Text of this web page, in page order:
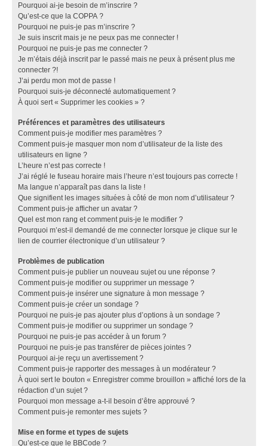
Pourquoi ai-je besoin de m’inscrire ?
Qu’est-ce que la COPPA ?
Pourquoi ne puis-je pas m’inscrire ?
Je suis inscrit mais je ne peux pas me connecter !
Pourquoi ne puis-je pas me connecter ?
Je m’étais déjà inscrit par le passé mais ne peux à présent plus me
connecter ?!
J’ai perdu mon mot de passe !
Pourquoi suis-je déconnecté automatiquement ?
À quoi sert « Supprimer les cookies » ?
Préférences et paramètres des utilisateurs
Comment puis-je modifier mes paramètres ?
Comment puis-je masquer mon nom d’utilisateur de la liste des
utilisateurs en ligne ?
L’heure n’est pas correcte !
J’ai réglé le fuseau horaire mais l’heure n’est toujours pas correcte !
Ma langue n’apparaît pas dans la liste !
Que signifient les images situées à côté de mon nom d’utilisateur ?
Comment puis-je afficher un avatar ?
Quel est mon rang et comment puis-je le modifier ?
Pourquoi m’est-il demandé de me connecter lorsque je clique sur le
lien de courrier électronique d’un utilisateur ?
Problèmes de publication
Comment puis-je publier un nouveau sujet ou une réponse ?
Comment puis-je modifier ou supprimer un message ?
Comment puis-je insérer une signature à mon message ?
Comment puis-je créer un sondage ?
Pourquoi ne puis-je pas ajouter plus d’options à un sondage ?
Comment puis-je modifier ou supprimer un sondage ?
Pourquoi ne puis-je pas accéder à un forum ?
Pourquoi ne puis-je pas transférer de pièces jointes ?
Pourquoi ai-je reçu un avertissement ?
Comment puis-je rapporter des messages à un modérateur ?
À quoi sert le bouton « Enregistrer comme brouillon » affiché lors de la
rédaction d’un sujet ?
Pourquoi mon message a-t-il besoin d’être approuvé ?
Comment puis-je remonter mes sujets ?
Mise en forme et types de sujets
Qu’est-ce que le BBCode ?